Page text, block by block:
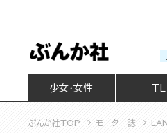
少女・女性
ぶんか社TOP モーター誌